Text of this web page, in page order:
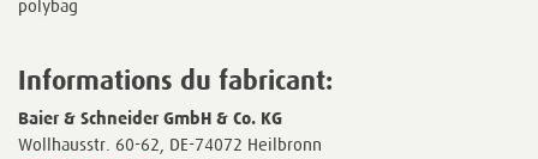
polybag
Informations du fabricant:
Baier & Schneider GmbH & Co. KG
Wollhausstr. 60-62, DE-74072 Heilbronn